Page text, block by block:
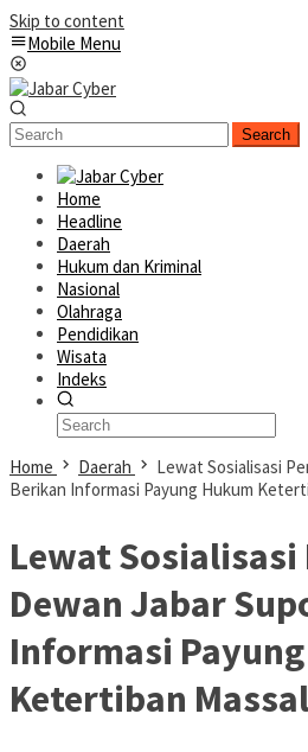
Skip to content
Mobile Menu
Search
Home
Headline
Daerah
Hukum dan Kriminal
Nasional
Olahraga
Pendidikan
Wisata
Indeks
Home Daerah
Lewat Sosialisasi
Berikan Informasi Payung Hukum
Lewat Sosialisasi
Dewan Jabar
Informasi
Ketertiban Massal